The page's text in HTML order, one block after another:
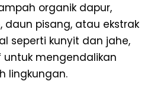
organik dapur,
daun pisang, atau ekstrak
seperti kunyit dan jahe,
mengendalikan
lingkungan.